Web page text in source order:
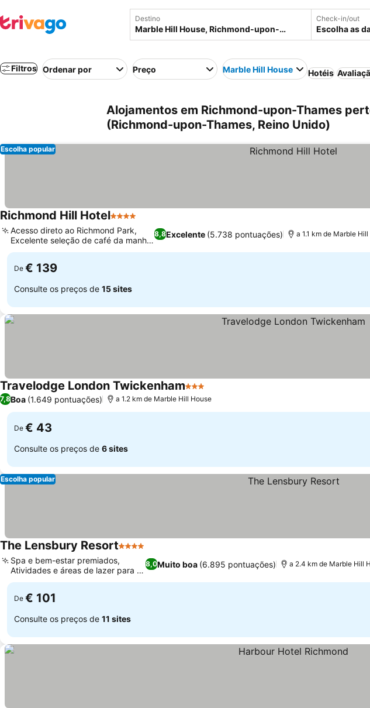
Destino Check-in/out
Escolha as
Filtros Ordenar por Preço Marble Hill House Hotéis
Alojamentos em Richmond-upon-Thames
(Richmond-upon-Thames, Reino Unido)
Escolha popular
Richmond Hill Hotel4 Estrelas
8,8Excelente (5.738 pontuações)
Acesso direto ao Richmond Park,
Excelente seleção de café da manhã
buffet
a 1.1 km de Marble
De € 139
Consulte os preços de 15 sites
Travelodge London Twickenham3 Estrelas
7,8Boa (1.649 pontuações) a 1.2 km de Marble Hill House
De € 43
Consulte os preços de 6 sites
Escolha popular
The Lensbury Resort4 Estrelas
8,0Muito boa (6.895 pontuações)
Spa e bem-estar premiados,
Atividades e áreas de lazer para a
família
a 2.4 km de Marble Hill
De € 101
Consulte os preços de 11 sites